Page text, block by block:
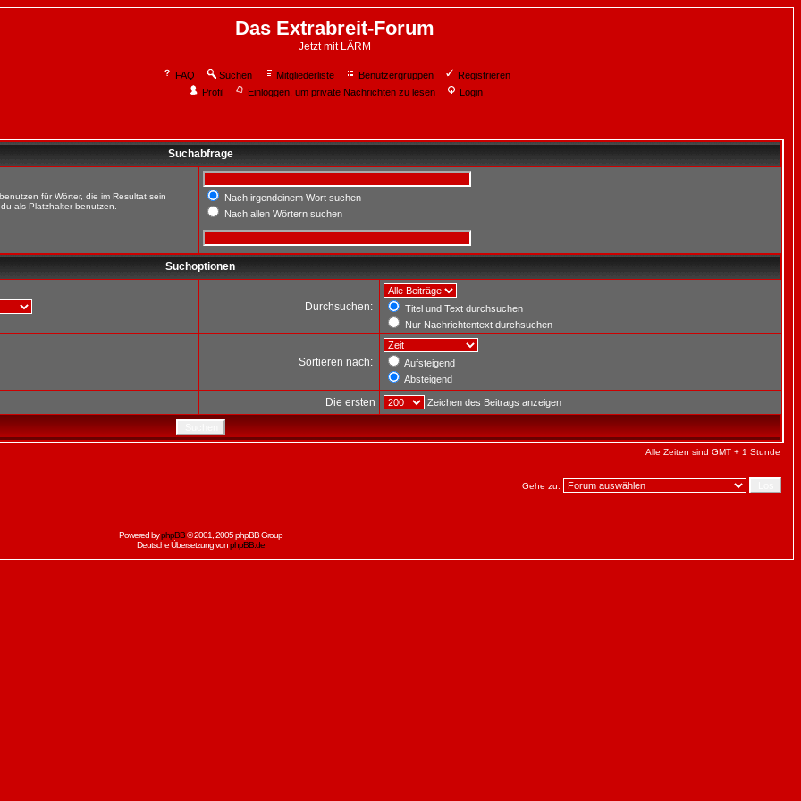
Das Extrabreit-Forum
Jetzt mit LÄRM
FAQ Suchen Mitgliederliste Benutzergruppen
Registrieren
Profil
Einloggen, um private Nachrichten zu lesen Login
Suchabfrage
für Wörter, die im Resultat sein
als Platzhalter benutzen.
Nach irgendeinem Wort suchen
Nach allen Wörtern suchen
Suchoptionen
Durchsuchen:
Titel und Text durchsuchen
Nur Nachrichtentext durchsuchen
Sortieren nach:
Aufsteigend
Absteigend
Die ersten Zeichen des Beitrags anzeigen
Alle Zeiten sind GMT + 1 Stunde
Gehe zu:
Powered byphpBB© 2001, 2005 phpBB Group
Deutsche Übersetzung vonphpBB.de